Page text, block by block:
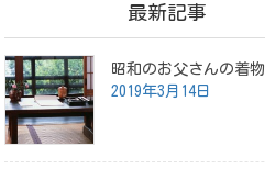
最新記事
昭和のお父さんの着物
2019年3月14日